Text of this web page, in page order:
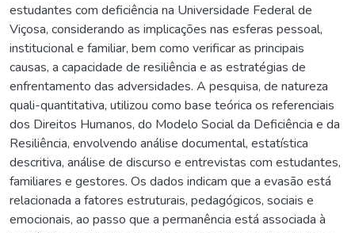
estudantes com deficiência na Universidade Federal de
Viçosa, considerando as implicações nas esferas pessoal,
institucional e familiar, bem como verificar as principais
causas, a capacidade de resiliência e as estratégias de
enfrentamento das adversidades. A pesquisa, de natureza
quali-quantitativa, utilizou como base teórica os referenciais
dos Direitos Humanos, do Modelo Social da Deficiência e da
Resiliência, envolvendo análise documental, estatística
descritiva, análise de discurso e entrevistas com estudantes,
familiares e gestores. Os dados indicam que a evasão está
relacionada a fatores estruturais, pedagógicos, sociais e
emocionais, ao passo que a permanência está associada à